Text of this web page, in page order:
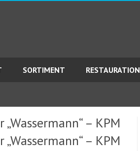
SORTIMENT RESTAURATION
– KPM
– KPM